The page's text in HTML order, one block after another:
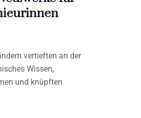
vertieften an der
Wissen,
und knüpften